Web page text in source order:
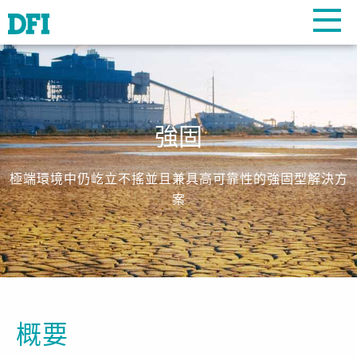
強固
極端環境中仍屹立不搖並且兼具高可靠性的強固型解決方
案
概要